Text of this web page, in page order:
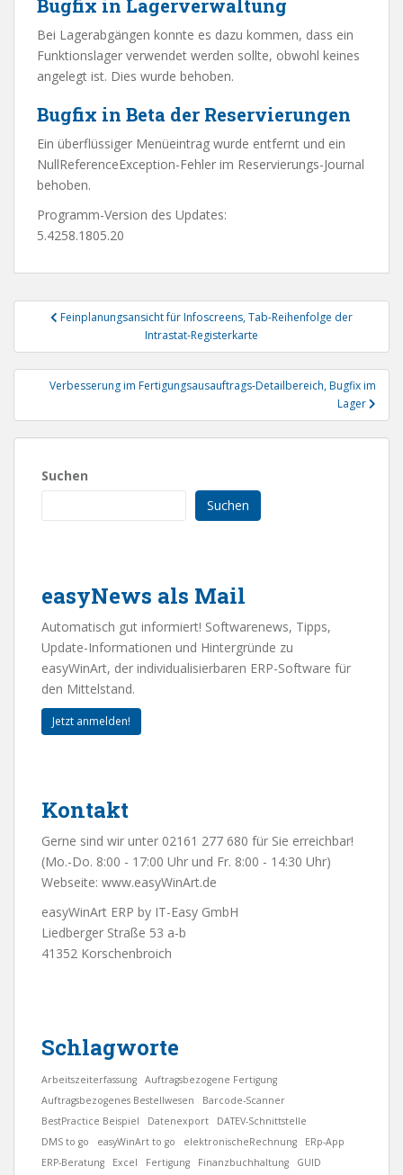
Bugfix in Lagerverwaltung
Bei Lagerabgängen konnte es dazu kommen, dass ein
Funktionslager verwendet werden sollte, obwohl keines
angelegt ist. Dies wurde behoben.
Bugfix in Beta der Reservierungen
Ein überflüssiger Menüeintrag wurde entfernt und ein
NullReferenceException-Fehler im Reservierungs-Journal
behoben.
Programm-Version des Updates:
5.4258.1805.20
Beitragsnavigation
Feinplanungsansicht für Infoscreens, Tab-Reihenfolge der
Intrastat-Registerkarte
Verbesserung im Fertigungsausauftrags-Detailbereich, Bugfix im
Lager
Suchen
Suchen
easyNews als Mail
Automatisch gut informiert! Softwarenews, Tipps,
Update-Informationen und Hintergründe zu
easyWinArt, der individualisierbaren ERP-Software für
den Mittelstand.
Jetzt anmelden!
Kontakt
Gerne sind wir unter 02161 277 680 für Sie erreichbar!
(Mo.-Do. 8:00 - 17:00 Uhr und Fr. 8:00 - 14:30 Uhr)
Webseite: www.easyWinArt.de
easyWinArt ERP by IT-Easy GmbH
Liedberger Straße 53 a-b
41352 Korschenbroich
Schlagworte
Arbeitszeiterfassung
Auftragsbezogene Fertigung
Auftragsbezogenes Bestellwesen
Barcode-Scanner
BestPractice Beispiel
Datenexport
DATEV-Schnittstelle
DMS to go
easyWinArt to go elektronischeRechnung
ERp-App
ERP-Beratung
Excel Fertigung Finanzbuchhaltung
GUID